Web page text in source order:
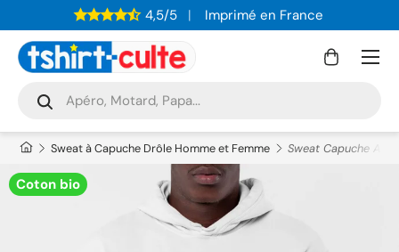
ALLER AU CONTENU
4,5/5 Imprimé en France
Recherche
Rechercher
Panier
Menu
Sweat à Capuche Drôle Homme et Femme Sweat Capuche
Coton bio